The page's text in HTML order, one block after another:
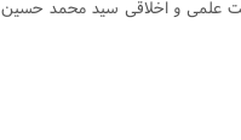
علمی و اخلاقی سید محمد حسین